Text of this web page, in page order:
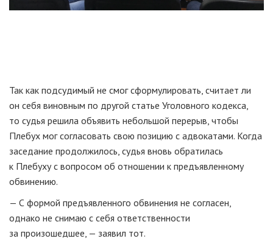
Так как подсудимый не смог сформулировать, считает ли
он себя виновным по другой статье Уголовного кодекса,
то судья решила объявить небольшой перерыв, чтобы
Плебух мог согласовать свою позицию с адвокатами. Когда
заседание продолжилось, судья вновь обратилась
к Плебуху с вопросом об отношении к предъявленному
обвинению.
— С формой предъявленного обвинения не согласен,
однако не снимаю с себя ответственности
за произошедшее, — заявил тот.